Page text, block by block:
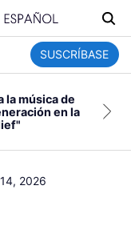
SUSCRÍBASE
la música de
en la
2026